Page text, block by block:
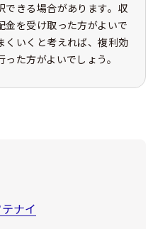
できる場合があります。収
を受け取った方がよいで
くいくと考えれば、複利効
た方がよいでしょう。
ナイ